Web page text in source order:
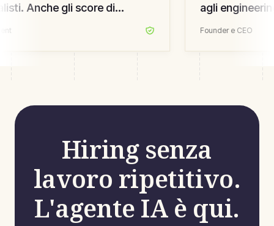
Anche gli score di
agli
anni.
Founder e CEO
Hiring senza
lavoro ripetitivo.
L'agente IA è qui.